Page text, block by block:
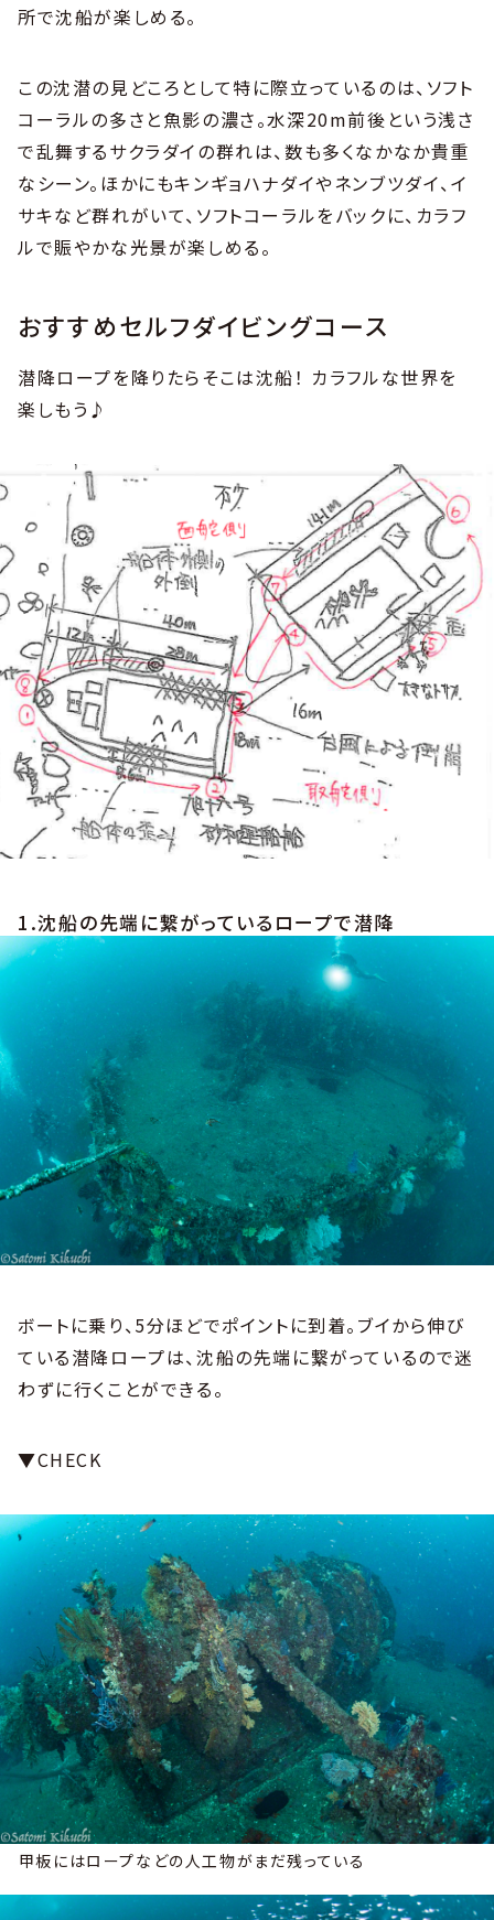
所で沈船が楽しめる。
この沈潜の見どころとして特に際立っているのは、ソフト
コーラルの多さと魚影の濃さ。水深20m前後という浅さ
で乱舞するサクラダイの群れは、数も多くなかなか貴重
なシーン。ほかにもキンギョハナダイやネンブツダイ、イ
サキなど群れがいて、ソフトコーラルをバックに、カラフ
ルで賑やかな光景が楽しめる。
おすすめセルフダイビングコース
潜降ロープを降りたらそこは沈船！ カラフルな世界を
楽しもう♪
1.沈船の先端に繋がっているロープで潜降
ボートに乗り、5分ほどでポイントに到着。ブイから伸び
ている潜降ロープは、沈船の先端に繋がっているので迷
わずに行くことができる。
▼CHECK
甲板にはロープなどの人工物がまだ残っている